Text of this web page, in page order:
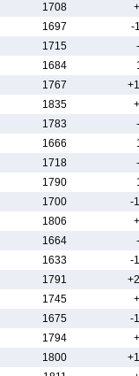
1708
1697
-
1715
1684
1767
1835
1783
1666
1718
1790
1700
-
1806
1664
1633
-
1791
1745
1675
-
1794
1800